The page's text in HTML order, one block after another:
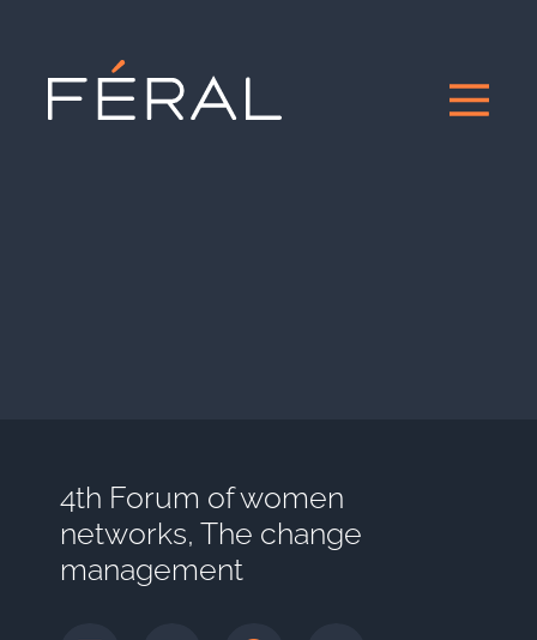
4th Forum of women
networks, The change
management